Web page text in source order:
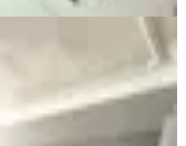
Geniş Ve Aydınlık
3+1!!!!